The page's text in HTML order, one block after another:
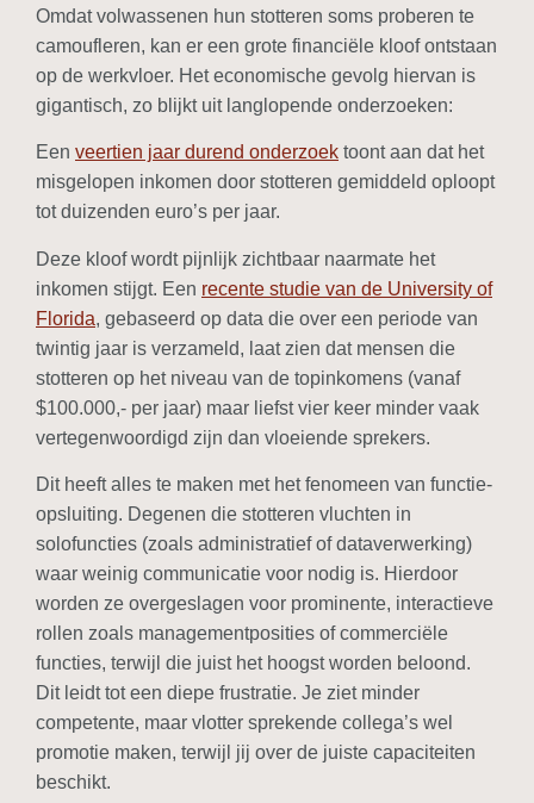
Omdat volwassenen hun stotteren soms proberen te
camoufleren, kan er een grote financiële kloof ontstaan
op de werkvloer. Het economische gevolg hiervan is
gigantisch, zo blijkt uit langlopende onderzoeken:
Een veertien jaar durend onderzoek toont aan dat het
misgelopen inkomen door stotteren gemiddeld oploopt
tot duizenden euro’s per jaar.
Deze kloof wordt pijnlijk zichtbaar naarmate het
inkomen stijgt. Een recente studie van de University of
Florida, gebaseerd op data die over een periode van
twintig jaar is verzameld, laat zien dat mensen die
stotteren op het niveau van de topinkomens (vanaf
$100.000,- per jaar) maar liefst vier keer minder vaak
vertegenwoordigd zijn dan vloeiende sprekers.
Dit heeft alles te maken met het fenomeen van functie-
opsluiting. Degenen die stotteren vluchten in
solofuncties (zoals administratief of dataverwerking)
waar weinig communicatie voor nodig is. Hierdoor
worden ze overgeslagen voor prominente, interactieve
rollen zoals managementposities of commerciële
functies, terwijl die juist het hoogst worden beloond.
Dit leidt tot een diepe frustratie. Je ziet minder
competente, maar vlotter sprekende collega’s wel
promotie maken, terwijl jij over de juiste capaciteiten
beschikt.